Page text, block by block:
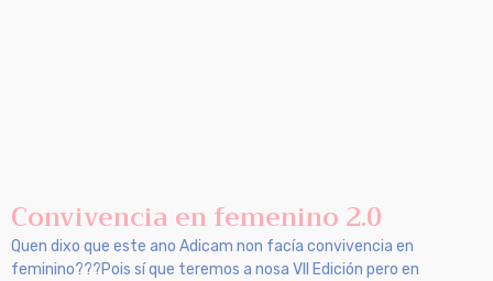
Convivencia en femenino 2.0
Quen dixo que este ano Adicam non facía convivencia en
feminino???Pois sí que teremos a nosa VII Edición pero en